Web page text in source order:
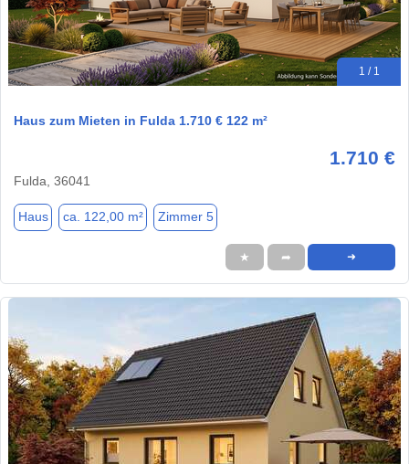
1 / 1
Haus zum Mieten in Fulda 1.710 € 122 m²
1.710 €
Fulda, 36041
Haus ca. 122,00 m² Zimmer 5
★ ➦ ➜